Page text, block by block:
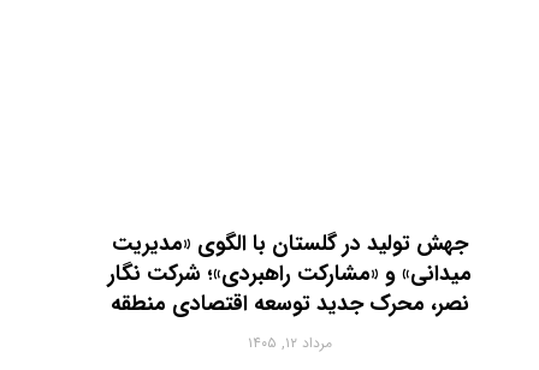
جهش تولید در گلستان با الگوی «مدیریت
میدانی» و «مشارکت راهبردی»؛ شرکت نگار
نصر، محرک جدید توسعه اقتصادی منطقه
مرداد ۱۲, ۱۴۰۵